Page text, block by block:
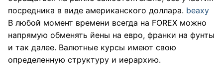
посредника в виде американского доллара. beaxy
В любой момент времени всегда на FOREX можно
напрямую обменять йены на евро, франки на фунты
и так далее. Валютные курсы имеют свою
определенную структуру и иерархию.